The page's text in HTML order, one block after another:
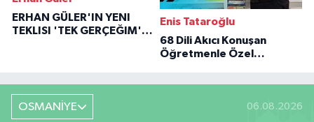
ERHAN GÜLER'IN YENI
TEKLISI 'TEK GERÇEĞIM'LE
Enis Tataroğlu
68 Dili Akıcı Konuşan
Öğretmenle Özel
OSMANİYE 06.08.2026